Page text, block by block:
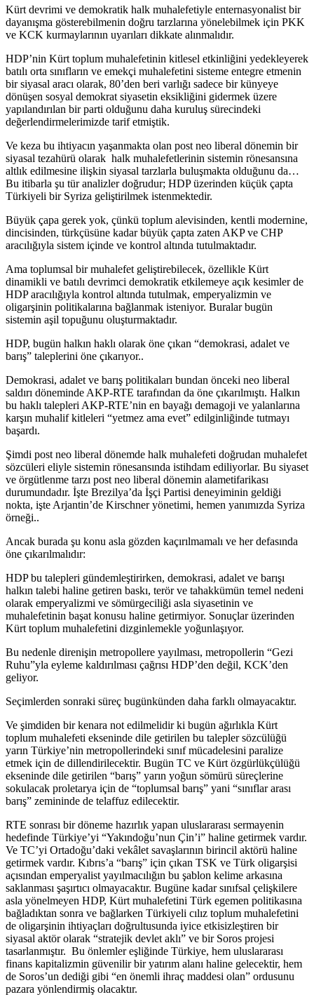
Kürt devrimi ve demokratik halk muhalefetiyle enternasyonalist bir
dayanışma gösterebilmenin doğru tarzlarına yönelebilmek için PKK
ve KCK kurmaylarının uyarıları dikkate alınmalıdır.
HDP’nin Kürt toplum muhalefetinin kitlesel etkinliğini yedekleyerek
batılı orta sınıfların ve emekçi muhalefetini sisteme entegre etmenin
bir siyasal aracı olarak, 80’den beri varlığı sadece bir künyeye
dönüşen sosyal demokrat siyasetin eksikliğini gidermek üzere
yapılandırılan bir parti olduğunu daha kuruluş sürecindeki
değerlendirmelerimizde tarif etmiştik.
Ve keza bu ihtiyacın yaşanmakta olan post neo liberal dönemin bir
siyasal tezahürü olarak halk muhalefetlerinin sistemin rönesansına
altlık edilmesine ilişkin siyasal tarzlarla buluşmakta olduğunu da…
Bu itibarla şu tür analizler doğrudur; HDP üzerinden küçük çapta
Türkiyeli bir Syriza geliştirilmek istenmektedir.
Büyük çapa gerek yok, çünkü toplum alevisinden, kentli modernine,
dincisinden, türkçüsüne kadar büyük çapta zaten AKP ve CHP
aracılığıyla sistem içinde ve kontrol altında tutulmaktadır.
Ama toplumsal bir muhalefet geliştirebilecek, özellikle Kürt
dinamikli ve batılı devrimci demokratik etkilemeye açık kesimler de
HDP aracılığıyla kontrol altında tutulmak, emperyalizmin ve
oligarşinin politikalarına bağlanmak isteniyor. Buralar bugün
sistemin aşil topuğunu oluşturmaktadır.
HDP, bugün halkın haklı olarak öne çıkan “demokrasi, adalet ve
barış” taleplerini öne çıkarıyor..
Demokrasi, adalet ve barış politikaları bundan önceki neo liberal
saldırı döneminde AKP-RTE tarafından da öne çıkarılmıştı. Halkın
bu haklı talepleri AKP-RTE’nin en bayağı demagoji ve yalanlarına
karşın muhalif kitleleri “yetmez ama evet” edilginliğinde tutmayı
başardı.
Şimdi post neo liberal dönemde halk muhalefeti doğrudan muhalefet
sözcüleri eliyle sistemin rönesansında istihdam ediliyorlar. Bu siyaset
ve örgütlenme tarzı post neo liberal dönemin alametifarikası
durumundadır. İşte Brezilya’da İşçi Partisi deneyiminin geldiği
nokta, işte Arjantin’de Kirschner yönetimi, hemen yanımızda Syriza
örneği..
Ancak burada şu konu asla gözden kaçırılmamalı ve her defasında
öne çıkarılmalıdır:
HDP bu talepleri gündemleştirirken, demokrasi, adalet ve barışı
halkın talebi haline getiren baskı, terör ve tahakkümün temel nedeni
olarak emperyalizmi ve sömürgeciliği asla siyasetinin ve
muhalefetinin başat konusu haline getirmiyor. Sonuçlar üzerinden
Kürt toplum muhalefetini dizginlemekle yoğunlaşıyor.
Bu nedenle direnişin metropollere yayılması, metropollerin “Gezi
Ruhu”yla eyleme kaldırılması çağrısı HDP’den değil, KCK’den
geliyor.
Seçimlerden sonraki süreç bugünkünden daha farklı olmayacaktır.
Ve şimdiden bir kenara not edilmelidir ki bugün ağırlıkla Kürt
toplum muhalefeti ekseninde dile getirilen bu talepler sözcülüğü
yarın Türkiye’nin metropollerindeki sınıf mücadelesini paralize
etmek için de dillendirilecektir. Bugün TC ve Kürt özgürlükçülüğü
ekseninde dile getirilen “barış” yarın yoğun sömürü süreçlerine
sokulacak proletarya için de “toplumsal barış” yani “sınıflar arası
barış” zemininde de telaffuz edilecektir.
RTE sonrası bir döneme hazırlık yapan uluslararası sermayenin
hedefinde Türkiye’yi “Yakındoğu’nun Çin’i” haline getirmek vardır.
Ve TC’yi Ortadoğu’daki vekâlet savaşlarının birincil aktörü haline
getirmek vardır. Kıbrıs’a “barış” için çıkan TSK ve Türk oligarşisi
açısından emperyalist yayılmacılığın bu şablon kelime arkasına
saklanması şaşırtıcı olmayacaktır. Bugüne kadar sınıfsal çelişkilere
asla yönelmeyen HDP, Kürt muhalefetini Türk egemen politikasına
bağladıktan sonra ve bağlarken Türkiyeli cılız toplum muhalefetini
de oligarşinin ihtiyaçları doğrultusunda iyice etkisizleştiren bir
siyasal aktör olarak “stratejik devlet aklı” ve bir Soros projesi
tasarlanmıştır. Bu önlemler eşliğinde Türkiye, hem uluslararası
finans kapitalizmin güvenilir bir yatırım alanı haline gelecektir, hem
de Soros’un dediği gibi “en önemli ihraç maddesi olan” ordusunu
pazara yönlendirmiş olacaktır.